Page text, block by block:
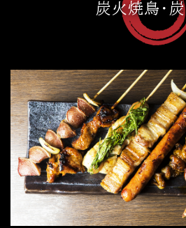
炭火焼鳥・